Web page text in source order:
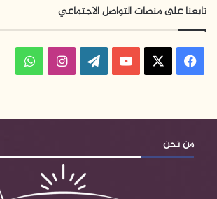
تابعنا على منصات التواصل الاجتماعي
فيسبوك ‫YouTube
‫WordPress
انستقرامواتساب
من نحن